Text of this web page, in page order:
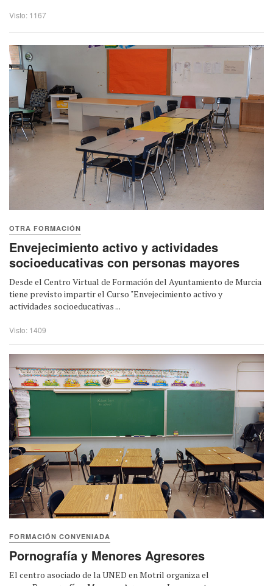
Visto: 1167
OTRA FORMACIÓN
Envejecimiento activo y actividades
socioeducativas con personas mayores
Desde el Centro Virtual de Formación del Ayuntamiento de Murcia
tiene previsto impartir el Curso "Envejecimiento activo y
actividades socioeducativas ...
Visto: 1409
FORMACIÓN CONVENIADA
Pornografía y Menores Agresores
El centro asociado de la UNED en Motril organiza el